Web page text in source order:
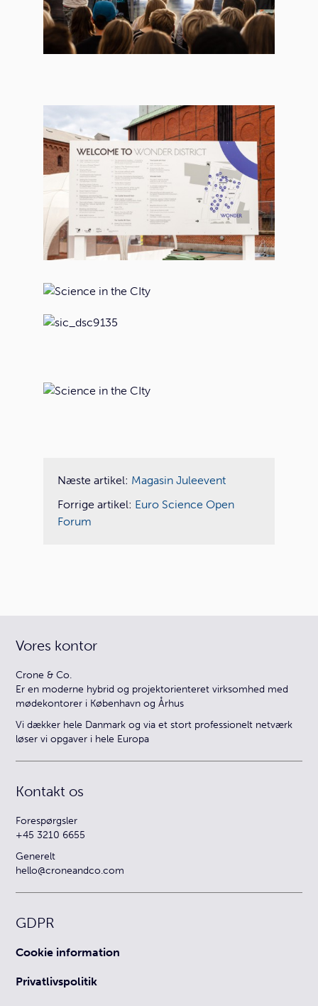
Næste artikel: Magasin Juleevent
Forrige artikel: Euro Science Open
Forum
Vores kontor
Crone & Co.
Er en moderne hybrid og projektorienteret virksomhed med
mødekontorer i København og Århus
Vi dækker hele Danmark og via et stort professionelt netværk
løser vi opgaver i hele Europa
Kontakt os
Forespørgsler
+45 3210 6655
Generelt
hello@croneandco.com
GDPR
Cookie information
Privatlivspolitik